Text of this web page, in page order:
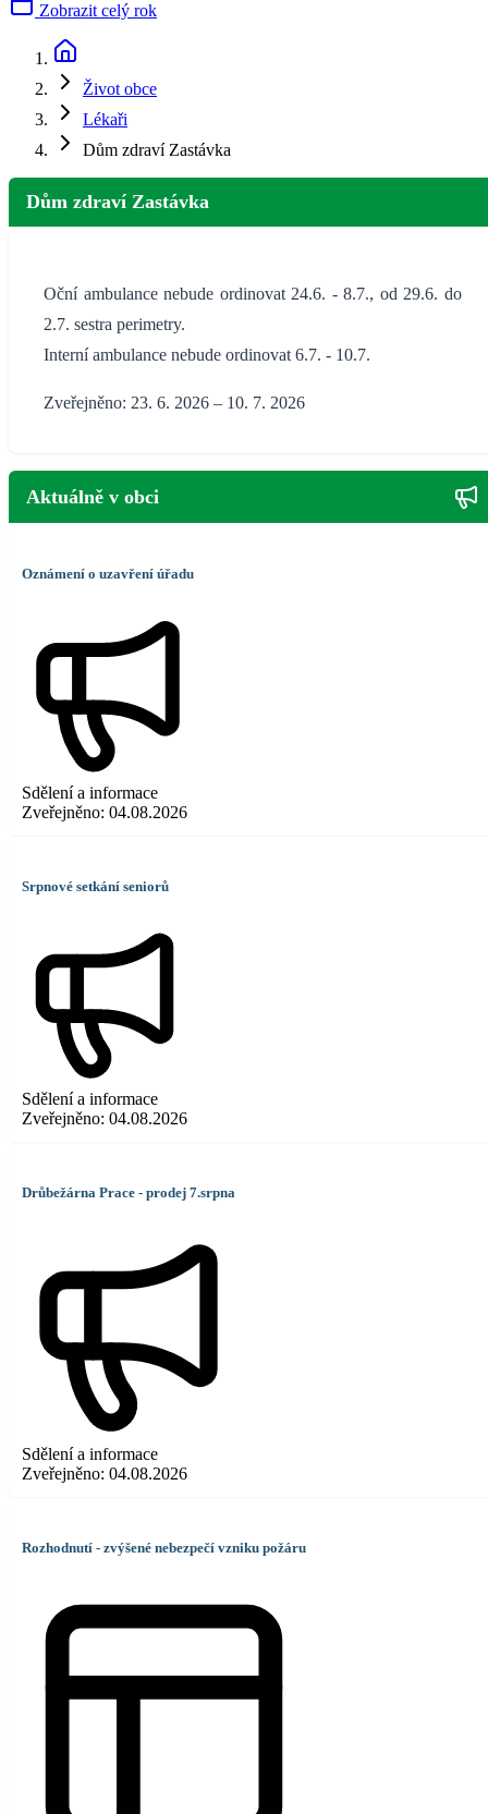
Zobrazit celý rok
Život obce
Lékaři
Dům zdraví Zastávka
Dům zdraví Zastávka
Oční ambulance nebude ordinovat 24.6. - 8.7., od 29.6. do
2.7. sestra perimetry.
Interní ambulance nebude ordinovat 6.7. - 10.7.
Zveřejněno: 23. 6. 2026 – 10. 7. 2026
Aktuálně v obci
Oznámení o uzavření úřadu
Sdělení a informace
Zveřejněno: 04.08.2026
Srpnové setkání seniorů
Sdělení a informace
Zveřejněno: 04.08.2026
Drůbežárna Prace - prodej 7.srpna
Sdělení a informace
Zveřejněno: 04.08.2026
Rozhodnutí - zvýšené nebezpečí vzniku požáru